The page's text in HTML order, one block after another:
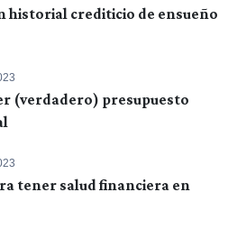
historial crediticio de ensueño
(verdadero) presupuesto
tener salud financiera en